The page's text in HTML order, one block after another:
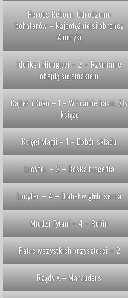
Heroes Reborn. Odrodzenie
bohaterów – Najpotężniejsi obrońcy
Ameryki
Idefiks i Nieugięci – 2 – Rzymianie
obejdą się smakiem
Kajtek i Koko – 1 – W krainie baśni. Zły
książę
Księgi Magii – 1 – Dobór składu
Lucyfer – 2 – Boska tragedia
Lucyfer – 4 – Diabeł w głębi serca
Młodzi Tytani – 4 – Robin
Pałac wszystkich przyszłości – 2
Rządy X – Marauders